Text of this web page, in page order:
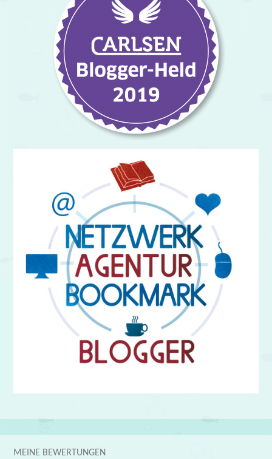
MEINE BEWERTUNGEN